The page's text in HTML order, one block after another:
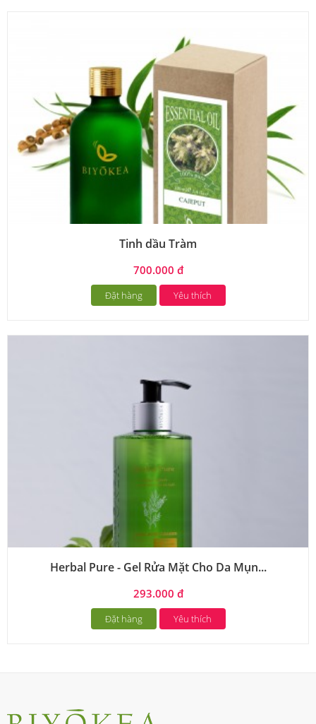
Tinh dầu Tràm
700.000 đ
Đặt hàng Yêu thích
Herbal Pure - Gel Rửa Mặt Cho Da Mụn...
293.000 đ
Đặt hàng Yêu thích